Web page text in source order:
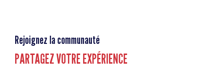
Rejoignez la communauté
PARTAGEZ VOTRE EXPÉRIENCE